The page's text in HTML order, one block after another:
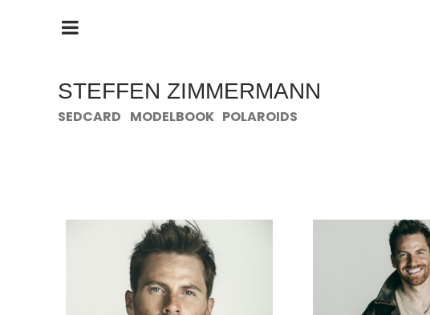
HAUPTMENÜ
STEFFEN ZIMMERMANN
SEDCARD MODELBOOK POLAROIDS